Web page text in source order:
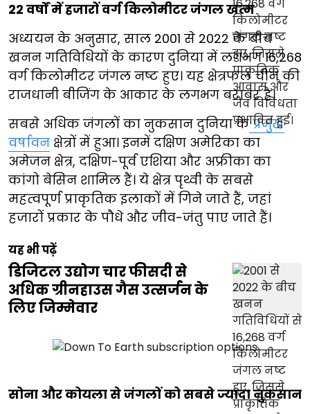
22 वर्षों में हजारों वर्ग किलोमीटर जंगल खत्म
अध्ययन के अनुसार, साल 2001 से 2022 के बीच
खनन गतिविधियों के कारण दुनिया में लगभग 16,268
वर्ग किलोमीटर जंगल नष्ट हुए। यह क्षेत्रफल चीन की
राजधानी बीजिंग के आकार के लगभग बराबर है।
सबसे अधिक जंगलों का नुकसान दुनिया केप्रमुख
वर्षावन क्षेत्रों में हुआ। इनमें दक्षिण अमेरिका का
अमेजन क्षेत्र, दक्षिण-पूर्व एशिया और अफ्रीका का
कांगो बेसिन शामिल हैं। ये क्षेत्र पृथ्वी के सबसे
महत्वपूर्ण प्राकृतिक इलाकों में गिने जाते हैं, जहां
हजारों प्रकार के पौधे और जीव-जंतु पाए जाते हैं।
यह भी पढ़ें
डिजिटल उद्योग चार फीसदी से
अधिक ग्रीनहाउस गैस उत्सर्जन के
लिए जिम्मेवार
सोना और कोयला से जंगलों को सबसे ज्यादा नुकसान